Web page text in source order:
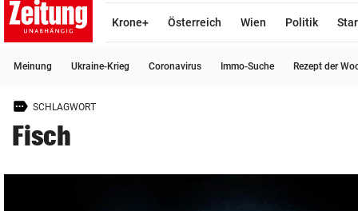
account_circle Anmelden
arrow_right
bookmark Merkliste
Suchbegriff
Krone+ Österreich Wien Politik
Meinung Ukraine-Krieg Coronavirus Immo-Suche Rezept der
SCHLAGWORT
Fisch